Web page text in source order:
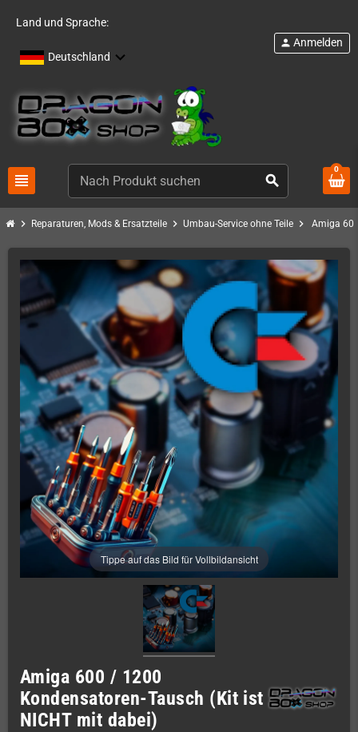
Land und Sprache:
Deutschland
view_headline search
person Anmelden
0
chevron_right Reparaturen, Mods & Ersatzteile chevron_right Umbau-Service ohne Teile chevron_right Amiga
Tippe auf das Bild für Vollbildansicht
Amiga 600 / 1200
Kondensatoren-Tausch (Kit ist
NICHT mit dabei)